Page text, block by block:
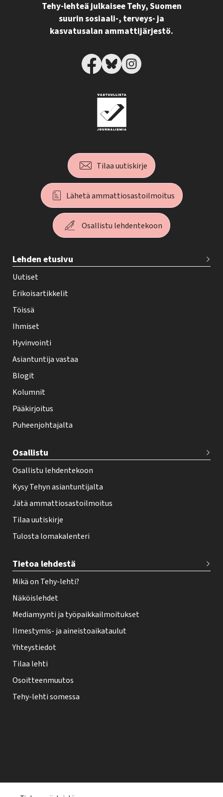
Tehy-lehteä julkaisee Tehy, Suomen
suurin sosiaali-, terveys- ja
kasvatusalan ammattijärjestö.
Tilaa uutiskirje
Lähetä ammattiosastoilmoitus
Osallistu lehdentekoon
e
h
y
-
e
h
t
i
f
o
t
r
Lehden etusivu
Uutiset
Erikoisartikkelit
Töissä
Ihmiset
Hyvinvointi
Asiantuntija vastaa
Blogit
Kolumnit
Pääkirjoitus
Puheenjohtajalta
Osallistu
Osallistu lehdentekoon
Kysy Tehyn asiantuntijalta
Jätä ammattiosastoilmoitus
Tilaa uutiskirje
Tulosta lomakalenteri
Tietoa lehdestä
Mikä on Tehy-lehti?
Näköislehdet
Mediamyynti ja työpaikkailmoitukset
Ilmestymis- ja aineistoaikataulut
Yhteystiedot
Tilaa lehti
Osoitteenmuutos
Tehy-lehti somessa